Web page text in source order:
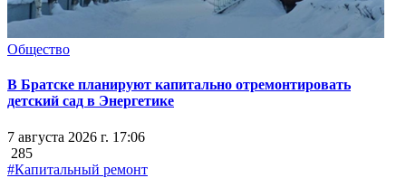
Общество
В Братске планируют капитально отремонтировать
детский сад в Энергетике
7 августа 2026 г. 17:06
285
#Капитальный ремонт